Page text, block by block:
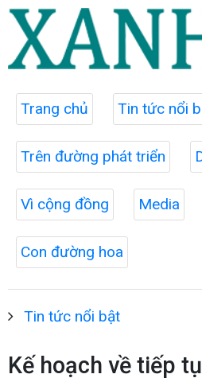
Trang chủ Tin tức nổi
Trên đường phát triển
Vì cộng đồng Media
Con đường hoa
Tin tức nổi bật
Kế hoạch về tiếp